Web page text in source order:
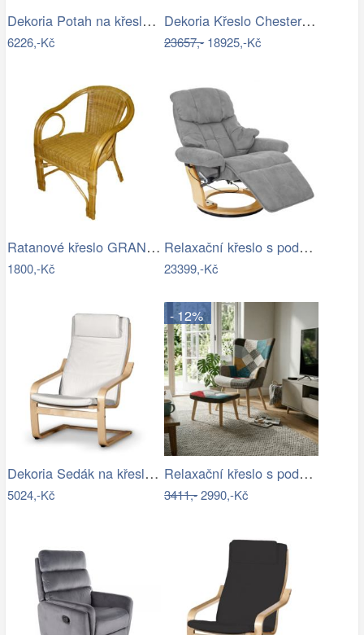
Dekoria Potah na křeslo IKEA Ekeskog,…
6226,-Kč
Dekoria Křeslo Chesterfield Classic…
23657,-18925,-Kč
Ratanové křeslo GRANADA - světlé II…
1800,-Kč
Relaxační křeslo s podnožkou Dekorhome
23399,-Kč
Dekoria Sedák na křeslo IKEA Poäng II,…
5024,-Kč
- 12%
Relaxační křeslo s podnožkou AK-305B…
3411,-2990,-Kč